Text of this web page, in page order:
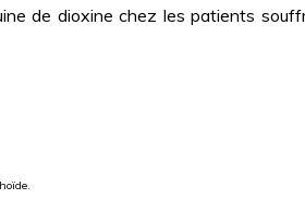
de dioxine chez les patients